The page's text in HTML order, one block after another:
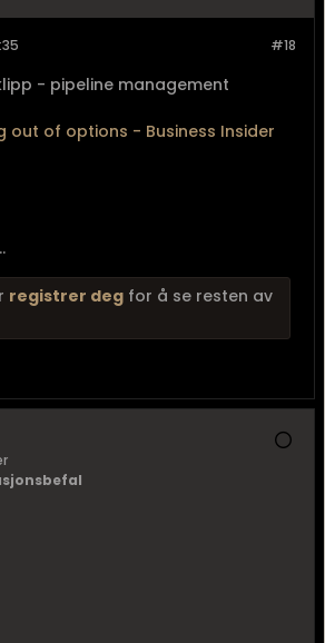
#18
- pipeline management
out of options - Business Insider
registrer deg for å se resten av